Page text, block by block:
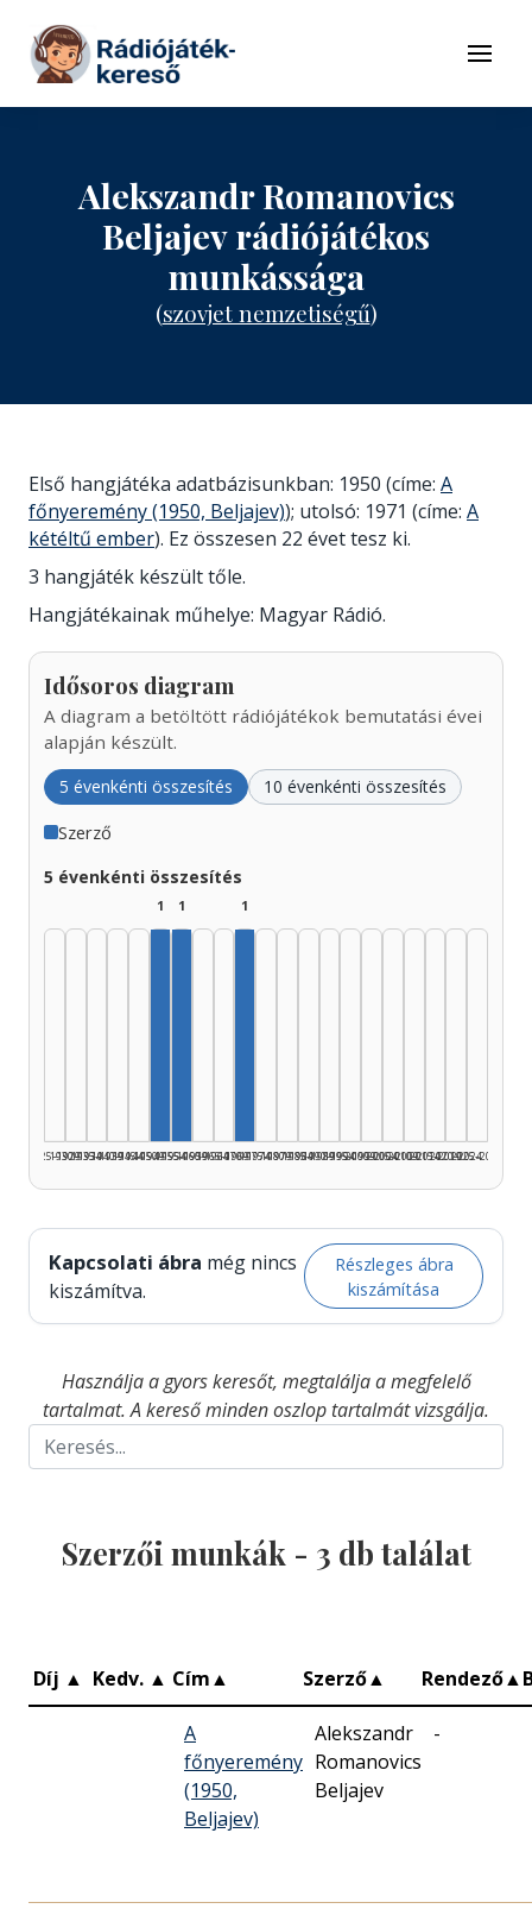
Tovább a tartalomhoz
Menü
Alekszandr Romanovics
Beljajev rádiójátékos
munkássága
(szovjet nemzetiségű)
Első hangjátéka adatbázisunkban: 1950 (címe: A
főnyeremény (1950, Beljajev)); utolsó: 1971 (címe: A
kétéltű ember). Ez összesen 22 évet tesz ki.
3 hangjáték készült tőle.
Hangjátékainak műhelye: Magyar Rádió.
Idősoros diagram
A diagram a betöltött rádiójátékok bemutatási évei
alapján készült.
5 évenkénti összesítés 10 évenkénti összesítés
Szerző
5 évenkénti összesítés
1925–1929
1930–1934
1935–1939
1940–1944
1945–1949
1
1950–1954
1
1955–1959
1960–1964
1965–1969
1
1970–1974
1975–1979
1980–1984
1985–1989
1990–1994
1995–1999
2000–2004
2005–2009
2010–2014
2015–2019
2020–2024
2025–2026
Kapcsolati ábra még nincs
kiszámítva.
Részleges ábra
kiszámítása
Használja a gyors keresőt, megtalálja a megfelelő
tartalmat. A kereső minden oszlop tartalmát vizsgálja.
Szerzői munkák - 3 db találat
Díj ▲ Kedv. ▲ Cím▲ Szerző▲ Rendező▲
A
főnyeremény
(1950,
Beljajev)
Alekszandr
Romanovics
Beljajev
-